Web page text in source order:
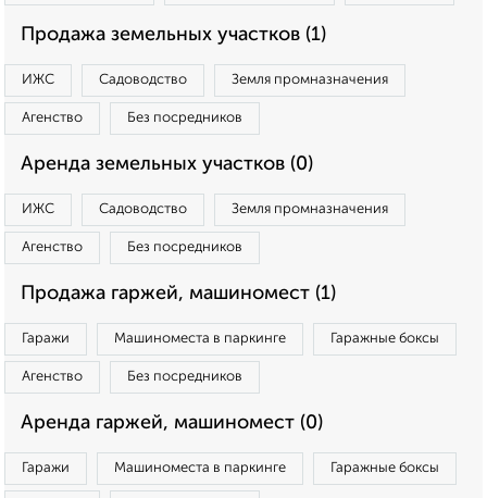
Продажа земельных участков (1)
ИЖС Садоводство Земля промназначения
Агенство Без посредников
Аренда земельных участков (0)
ИЖС Садоводство Земля промназначения
Агенство Без посредников
Продажа гаржей, машиномест (1)
Гаражи Машиноместа в паркинге Гаражные боксы
Агенство Без посредников
Аренда гаржей, машиномест (0)
Гаражи Машиноместа в паркинге Гаражные боксы